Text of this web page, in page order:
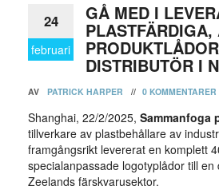
24
februari
GÅ MED I
PLASTFÄRDIGA,
DISTRIBUTÖR I
AV PATRICK HARPER // 0 KOMMENTARER
Shanghai, 22/2/2025, Sammanfoga
tillverkare av plastbehållare av
framgångsrikt levererat en komplett
specialanpassade logotyplådor till
Zeelands färskvarusektor.